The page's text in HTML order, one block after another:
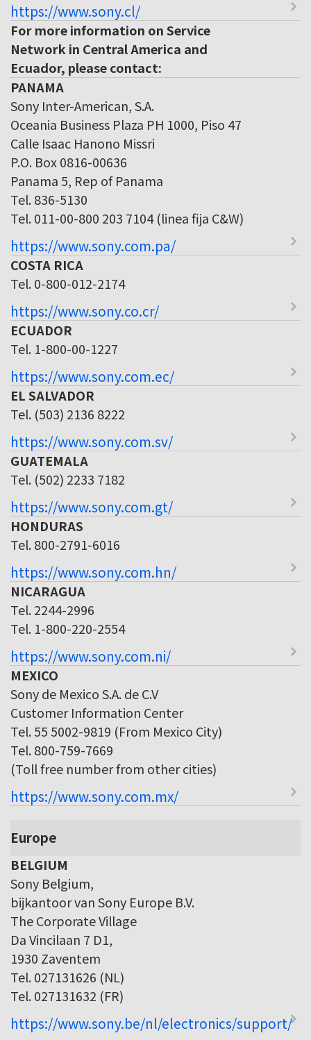
https://www.sony.cl/
For more information on Service
Network in Central America and
Ecuador, please contact:
PANAMA
Sony Inter-American, S.A.
Oceania Business Plaza PH 1000, Piso 47
Calle Isaac Hanono Missri
P.O. Box 0816-00636
Panama 5, Rep of Panama
Tel. 836-5130
Tel. 011-00-800 203 7104 (linea fija C&W)
https://www.sony.com.pa/
COSTA RICA
Tel. 0-800-012-2174
https://www.sony.co.cr/
ECUADOR
Tel. 1-800-00-1227
https://www.sony.com.ec/
EL SALVADOR
Tel. (503) 2136 8222
https://www.sony.com.sv/
GUATEMALA
Tel. (502) 2233 7182
https://www.sony.com.gt/
HONDURAS
Tel. 800-2791-6016
https://www.sony.com.hn/
NICARAGUA
Tel. 2244-2996
Tel. 1-800-220-2554
https://www.sony.com.ni/
MEXICO
Sony de Mexico S.A. de C.V
Customer Information Center
Tel. 55 5002-9819 (From Mexico City)
Tel. 800-759-7669
(Toll free number from other cities)
https://www.sony.com.mx/
Europe
BELGIUM
Sony Belgium,
bijkantoor van Sony Europe B.V.
The Corporate Village
Da Vincilaan 7 D1,
1930 Zaventem
Tel. 027131626 (NL)
Tel. 027131632 (FR)
https://www.sony.be/nl/electronics/support/